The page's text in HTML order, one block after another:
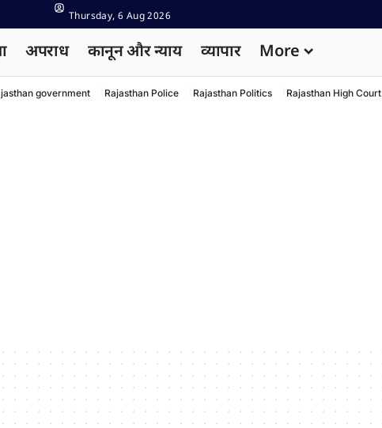
Thursday, 6 Aug 2026
अपराध कानून और न्याय व्यापार More
government Rajasthan Police Rajasthan Politics Rajasthan High Court